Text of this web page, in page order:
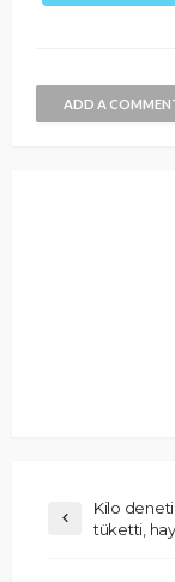
ADD A
Kilo
tüketti,